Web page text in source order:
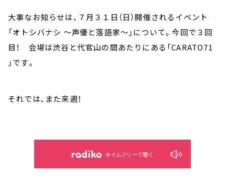
大事なお知らせは、７月３１日（日）開催されるイベント
「オトシバナシ ～声優と落語家～」について。今回で３回
目！ 会場は渋谷と代官山の間あたりにある「CARATO71
」です。
それでは、また来週！
タイムフリーで聴く